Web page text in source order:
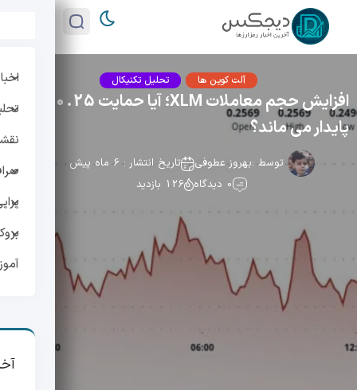
آلت کوین ها تحلیل تکنیکال
پایدار می ماند؟
توسط :بهروز عطوفی
تاریخ انتشار : 6 ماه پیش
0 دیدگاه
126 بازدید